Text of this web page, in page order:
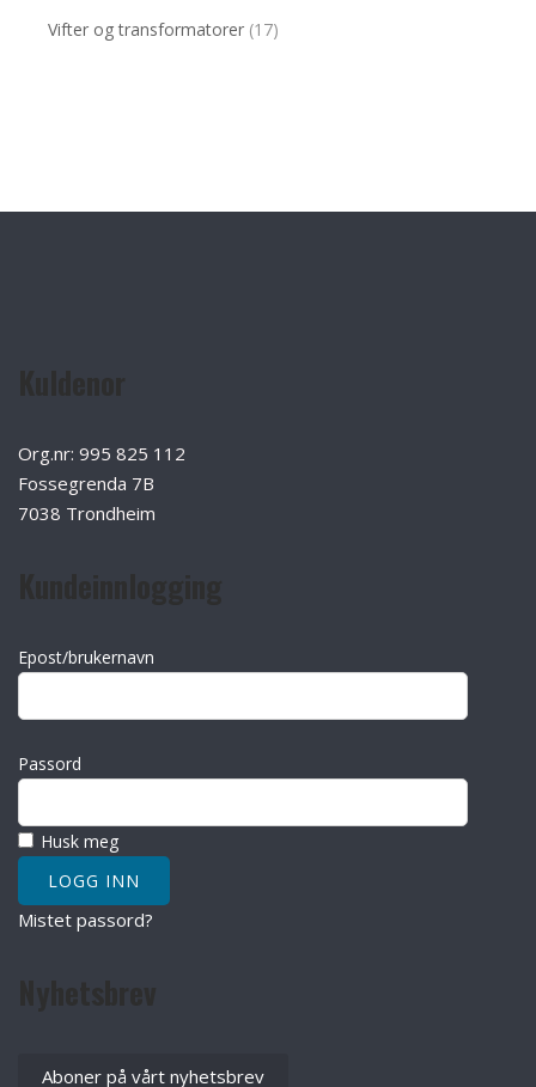
Vifter og transformatorer (17)
Org.nr: 995 825 112
Fossegrenda 7B
7038 Trondheim
Epost/brukernavn
Passord
Husk meg
Mistet passord?
Aboner på vårt nyhetsbrev